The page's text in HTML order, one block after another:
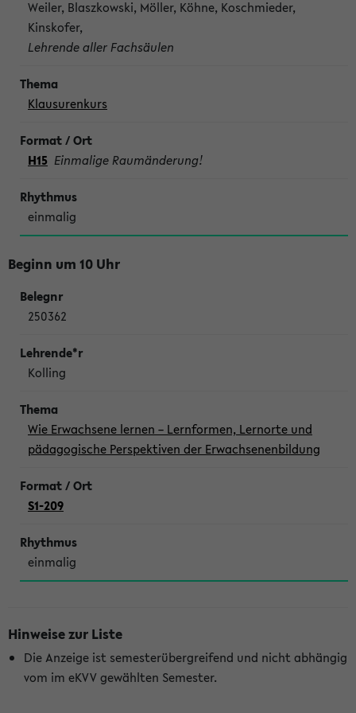
Weiler, Blaszkowski, Möller, Köhne, Koschmieder,
Kinskofer,
Lehrende aller Fachsäulen
Klausurenkurs
H15 Einmalige Raumänderung!
einmalig
Beginn um 10 Uhr
250362
Kolling
Wie Erwachsene lernen – Lernformen, Lernorte und
pädagogische Perspektiven der Erwachsenenbildung
S1-209
einmalig
Hinweise zur Liste
Die Anzeige ist semesterübergreifend und nicht abhängig
vom im eKVV gewählten Semester.